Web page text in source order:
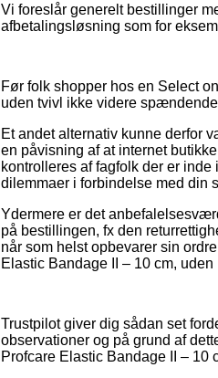
Vi foreslår generelt bestillinger
afbetalingsløsning som for
Før folk shopper hos en Select
uden tvivl ikke videre
Et andet alternativ kunne derfor
en påvisning af at internet
kontrolleres af fagfolk der er
dilemmaer i forbindelse med din
Ydermere er det
på bestillingen, fx den
når som helst opbevarer sin
Elastic Bandage II – 10 cm,
Trustpilot giver dig sådan set
observationer og på grund af
Profcare Elastic Bandage II – 10